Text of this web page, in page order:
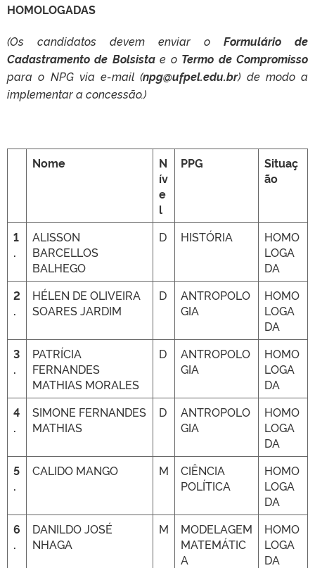
HOMOLOGADAS
(Os candidatos devem enviar o Formulário de
Cadastramento de Bolsistae o Termo de Compromisso
para o NPG via e-mail (npg@ufpel.edu.br) de modo a
implementar a concessão.)
Nome
N
ív
e
l
PPG
Situaç
ão
1
.
ALISSON
BARCELLOS
BALHEGO
D HISTÓRIA
HOMO
LOGA
DA
2
.
HÉLEN DE OLIVEIRA
SOARES JARDIM
D
ANTROPOLO
GIA
HOMO
LOGA
DA
3
.
PATRÍCIA
FERNANDES
MATHIAS MORALES
D
ANTROPOLO
GIA
HOMO
LOGA
DA
4
.
SIMONE FERNANDES
MATHIAS
D
ANTROPOLO
GIA
HOMO
LOGA
DA
5
.
CALIDO MANGO M
CIÊNCIA
POLÍTICA
HOMO
LOGA
DA
6
.
DANILDO JOSÉ
NHAGA
M
MODELAGEM
MATEMÁTIC
A
HOMO
LOGA
DA